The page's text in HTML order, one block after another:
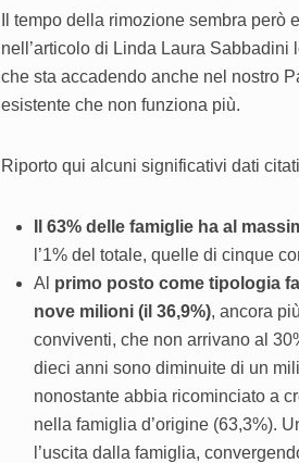
Il tempo della rimozione sembra
nell’articolo di Linda Laura
che sta accadendo anche nel nostro
esistente che non funziona più.
Riporto qui alcuni significativi dati
Il 63% delle famiglie ha al
l’1% del totale, quelle di cinque
Al primo posto come tipologia
nove milioni (il 36,9%), ancora
conviventi, che non arrivano al
dieci anni sono diminuite di un
nonostante abbia ricominciato a
nella famiglia d’origine (63,3%).
l’uscita dalla famiglia,